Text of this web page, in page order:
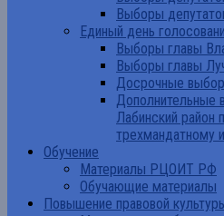
Выборы
Единый день
Выборы главы
Выборы главы
Досрочные
Дополнительные
Лабинский район
трехмандатному
Обучение
Материалы РЦОИТ РФ
Обучающие материалы
Повышение правовой